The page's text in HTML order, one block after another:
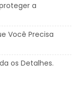
a
Você Precisa
os Detalhes.